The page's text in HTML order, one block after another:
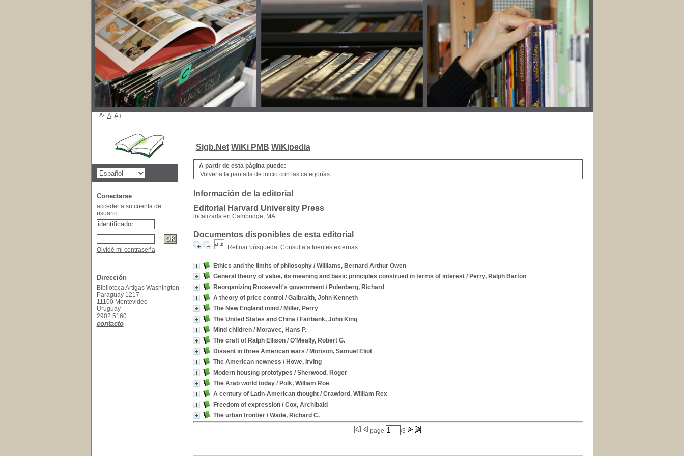
Sigb.Net WiKi PMB WiKipedia
A partir de esta página puede:
Volver a la pantalla de inicio con las categorías...
Información de la editorial
Editorial Harvard University Press
localizada en Cambridge, MA
Documentos disponibles de esta editorial
Refinar búsqueda Consulta a fuentes externas
Ethics and the limits of philosophy/ Williams, Bernard Arthur Owen
General theory of value, its meaning and basic principles construed in terms of interest/ Perry, Ralph Barton
Reorganizing Roosevelt's government/ Polenberg, Richard
A theory of price control / Galbraith, John Kenneth
The New England mind / Miller, Perry
The United States and China/ Fairbank, John King
Mind children/ Moravec, Hans P.
The craft of Ralph Ellison/ O'Meally, Robert G.
Dissent in three American wars / Morison, Samuel Eliot
The American newness / Howe, Irving
Modern housing prototypes / Sherwood, Roger
The Arab world today/ Polk, William Roe
A century of Latin-American thought/ Crawford, William Rex
Freedom of expression/ Cox, Archibald
The urban frontier/ Wade, Richard C.
page /3
A- A A+
Conectarse
acceder a su cuenta de
usuario
Olvidé mi contraseña
Dirección
Biblioteca Artigas Washington
Paraguay 1217
11100 Montevideo
Uruguay
2902 5160
contacto